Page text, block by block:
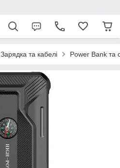
Зарядка та кабелі Power Bank та